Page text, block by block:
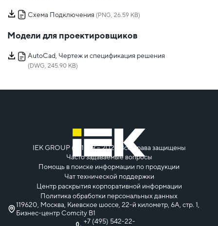
Схема Подключения (PNG, 26.59 KB)
Модели для проектировщиков
AutoCad, Чертеж и спецификация решения
(DWG, 245.90 KB)
IEK GROUP (c) 1999 – 2026
Все права защищены
Часто задаваемые вопросы
Помощь в поиске информации по продукции
Чат технической поддержки
Центр раскрытия корпоративной информации
Политика обработки персональных данных
119620, Москва, Киевское шоссе, 22-й километр, 6А, стр. 1,
Бизнес-центр Comcity B1
+7 (495) 542-22-